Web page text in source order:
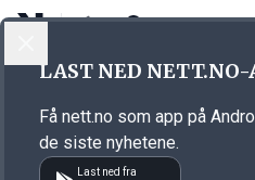
Emne: kultur
LAST NED NETT.NO-
Få nett.no som app på
de siste nyhetene.
Last ned fra